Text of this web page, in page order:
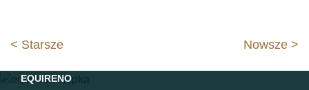
Nawigacja
wpisu
< Starsze Nowsze >
EQUIRENO